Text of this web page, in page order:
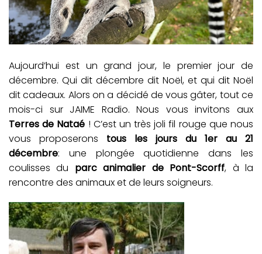
Aujourd’hui est un grand jour, le premier jour de
décembre. Qui dit décembre dit Noël, et qui dit Noël
dit cadeaux. Alors on a décidé de vous gâter, tout ce
mois-ci sur JAIME Radio. Nous vous invitons aux
Terres de Nataé ! C’est un très joli fil rouge que nous
vous proposerons tous les jours du 1er au 21
décembre: une plongée quotidienne dans les
coulisses du parc animalier de Pont-Scorff, à la
rencontre des animaux et de leurs soigneurs.